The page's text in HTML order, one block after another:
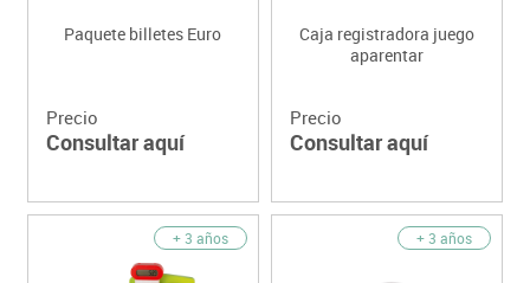
Paquete billetes Euro
Precio
Consultar aquí
Caja registradora juego
aparentar
Precio
Consultar aquí
+ 3 años + 3 años